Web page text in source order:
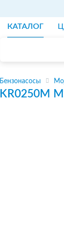
КАТАЛОГ
Бензонасосы
KR0250M